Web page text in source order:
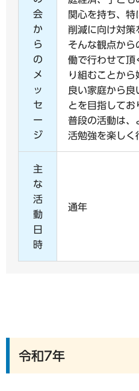
会
か
ら
の
メ
ッ
セ
ー
ジ
関心を持ち、
削減に向け対策
そんな観点から
働で行わせて頂
り組むことから
良い家庭から
とを目指してお
普段の活動は、
活勉強を楽しく
主
な
活
動
日
時
通年
令和7年